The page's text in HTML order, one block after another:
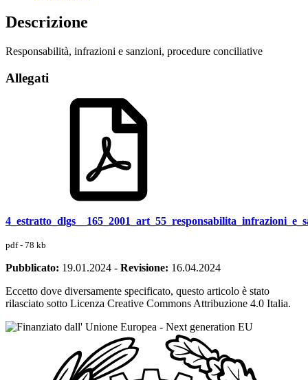
Descrizione
Responsabilità, infrazioni e sanzioni, procedure conciliative
Allegati
pdf - 78 kb
Pubblicato: 19.01.2024 - Revisione: 16.04.2024
Eccetto dove diversamente specificato, questo articolo è stato
rilasciato sotto Licenza Creative Commons Attribuzione 4.0 Italia.